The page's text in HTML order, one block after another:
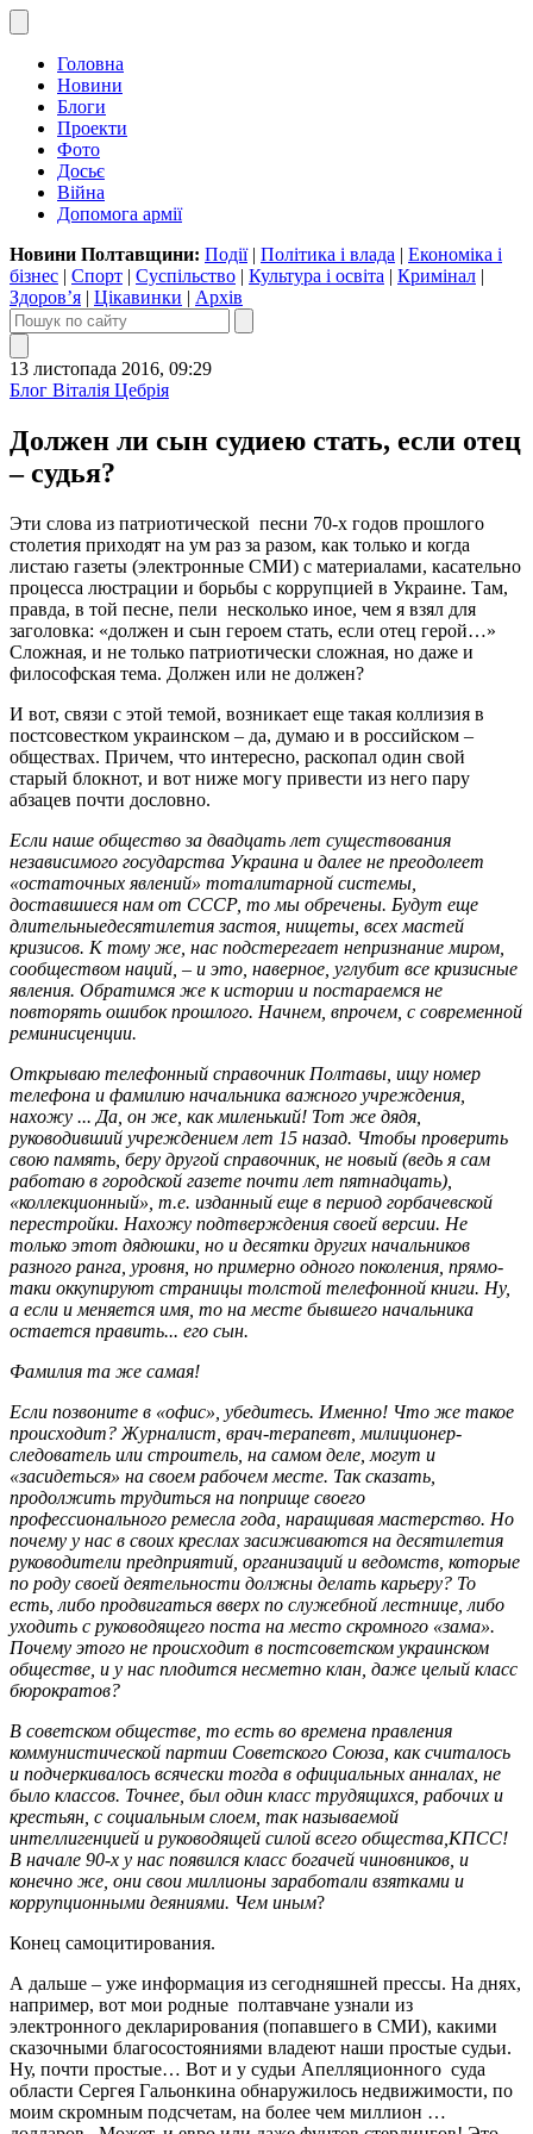
Головна
Новини
Блоги
Проекти
Фото
Досьє
Війна
Допомога армії
Новини Полтавщини: Події| Політика і влада | Економіка і
бізнес | Спорт | Суспільство | Культура і освіта | Кримінал |
Здоров’я | Цікавинки | Архів
13 листопада 2016, 09:29
Блог Віталія Цебрія
Должен ли сын судиею стать, если отец
– судья?
Эти слова из патриотической песни 70-х годов прошлого
столетия приходят на ум раз за разом, как только и когда
листаю газеты (электронные СМИ) с материалами, касательно
процесса люстрации и борьбы с коррупцией в Украине. Там,
правда, в той песне, пели несколько иное, чем я взял для
заголовка: «должен и сын героем стать, если отец герой…»
Сложная, и не только патриотически сложная, но даже и
философская тема. Должен или не должен?
И вот, связи с этой темой, возникает еще такая коллизия в
постсовестком украинском – да, думаю и в российском –
обществах. Причем, что интересно, раскопал один свой
старый блокнот, и вот ниже могу привести из него пару
абзацев почти дословно.
Если наше общество за двадцать лет существования
независимого государства Украина и далее не преодолеет
«остаточных явлений» тоталитарной системы,
доставшиеся нам от СССР, то мы обречены. Будут еще
длительныедесятилетия застоя, нищеты, всех мастей
кризисов. К тому же, нас подстерегает непризнание миром,
сообществом наций, – и это, наверное, углубит все кризисные
явления. Обратимся же к истории и постараемся не
повторять ошибок прошлого. Начнем, впрочем, с современной
реминисценции.
Открываю телефонный справочник Полтавы, ищу номер
телефона и фамилию начальника важного учреждения,
нахожу ... Да, он же, как миленький! Тот же дядя,
руководивший учреждением лет 15 назад. Чтобы проверить
свою память, беру другой справочник, не новый (ведь я сам
работаю в городской газете почти лет пятнадцать),
«коллекционный», т.е. изданный еще в период горбачевской
перестройки. Нахожу подтверждения своей версии. Не
только этот дядюшки, но и десятки других начальников
разного ранга, уровня, но примерно одного поколения, прямо-
таки оккупируют страницы толстой телефонной книги. Ну,
а если и меняется имя, то на месте бывшего начальника
остается править... его сын.
Фамилия та же самая!
Если позвоните в «офис», убедитесь. Именно! Что же такое
происходит? Журналист, врач-терапевт, милиционер-
следователь или строитель, на самом деле, могут и
«засидеться» на своем рабочем месте. Так сказать,
продолжить трудиться на поприще своего
профессионального ремесла года, наращивая мастерство. Но
почему у нас в своих креслах засиживаются на десятилетия
руководители предприятий, организаций и ведомств, которые
по роду своей деятельности должны делать карьеру? То
есть, либо продвигаться вверх по служебной лестнице, либо
уходить с руководящего поста на место скромного «зама».
Почему этого не происходит в постсоветском украинском
обществе, и у нас плодится несметно клан, даже целый класс
бюрократов?
В советском обществе, то есть во времена правления
коммунистической партии Советского Союза, как считалось
и подчеркивалось всячески тогда в официальных анналах, не
было классов. Точнее, был один класс трудящихся, рабочих и
крестьян, с социальным слоем, так называемой
интеллигенцией и руководящей силой всего общества,КПСС!
В начале 90-х у нас появился класс богачей чиновников, и
конечно же, они свои миллионы заработали взятками и
коррупционными деяниями. Чем иным?
Конец самоцитирования.
А дальше – уже информация из сегодняшней прессы. На днях,
например, вот мои родные полтавчане узнали из
электронного декларирования (попавшего в СМИ), какими
сказочными благосостояниями владеют наши простые судьи.
Ну, почти простые… Вот и у судьи Апелляционного суда
области Сергея Гальонкина обнаружилось недвижимости, по
моим скромным подсчетам, на более чем миллион …